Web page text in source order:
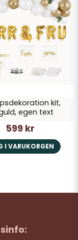
kit,
egen text
599 kr
I VARUKORGEN